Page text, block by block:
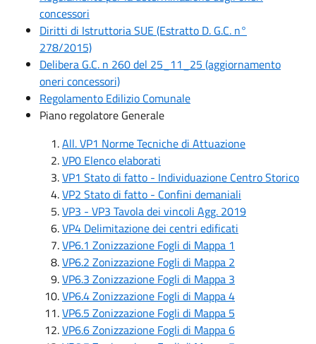
concessori
Diritti di Istruttoria SUE (Estratto D. G.C. n°
278/2015)
Delibera G.C. n 260 del 25_11_25 (aggiornamento
oneri concessori)
Regolamento Edilizio Comunale
Piano regolatore Generale
All. VP1 Norme Tecniche di Attuazione
VP0 Elenco elaborati
VP1 Stato di fatto - Individuazione Centro Storico
VP2 Stato di fatto - Confini demaniali
VP3 - VP3 Tavola dei vincoli Agg. 2019
VP4 Delimitazione dei centri edificati
VP6.1 Zonizzazione Fogli di Mappa 1
VP6.2 Zonizzazione Fogli di Mappa 2
VP6.3 Zonizzazione Fogli di Mappa 3
VP6.4 Zonizzazione Fogli di Mappa 4
VP6.5 Zonizzazione Fogli di Mappa 5
VP6.6 Zonizzazione Fogli di Mappa 6